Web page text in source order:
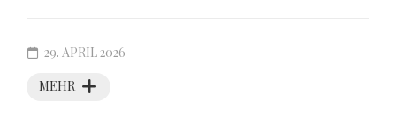
MEHR
29. APRIL 2026